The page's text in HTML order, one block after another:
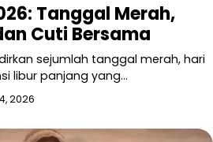
Tanggal Merah,
Cuti Bersama
sejumlah tanggal merah, hari
libur panjang yang…
2026